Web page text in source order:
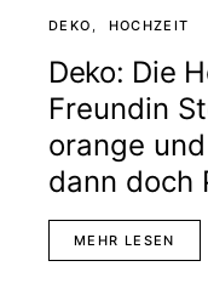
DEKO HOCHZEIT
Deko: Die
Freundin
orange
dann doch
MEHR LESEN